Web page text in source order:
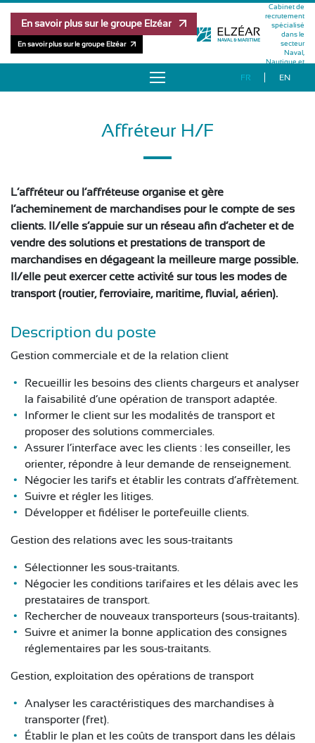
En savoir plus sur le groupe Elzéar
En savoir plus sur le groupe Elzéar
Cabinet de
recrutement
spécialisé
dans le
secteur
Naval,
Nautique et
FR EN
À PROPOS
OFFRES D’EMPLOI
MÉTHODOLOGIE
ÉQUIPE
PUBLICATIONS
Affréteur H/F
L’affréteur ou l’affréteuse organise et gère
l’acheminement de marchandises pour le compte de ses
clients. Il/elle s’appuie sur un réseau afin d’acheter et de
vendre des solutions et prestations de transport de
marchandises en dégageant la meilleure marge possible.
Il/elle peut exercer cette activité sur tous les modes de
transport (routier, ferroviaire, maritime, fluvial, aérien).
Description du poste
Gestion commerciale et de la relation client
Recueillir les besoins des clients chargeurs et analyser
la faisabilité d’une opération de transport adaptée.
Informer le client sur les modalités de transport et
proposer des solutions commerciales.
Assurer l’interface avec les clients : les conseiller, les
orienter, répondre à leur demande de renseignement.
Négocier les tarifs et établir les contrats d’affrètement.
Suivre et régler les litiges.
Développer et fidéliser le portefeuille clients.
Gestion des relations avec les sous-traitants
Sélectionner les sous-traitants.
Négocier les conditions tarifaires et les délais avec les
prestataires de transport.
Rechercher de nouveaux transporteurs (sous-traitants).
Suivre et animer la bonne application des consignes
réglementaires par les sous-traitants.
Gestion, exploitation des opérations de transport
Analyser les caractéristiques des marchandises à
transporter (fret).
Établir le plan et les coûts de transport dans les délais